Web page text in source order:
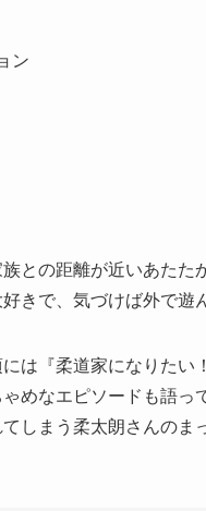
ン
との距離が近いあたた
きで、気づけば外で遊
は『柔道家になりた
ゃめなエピソードも語っ
しまう柔太朗さんの